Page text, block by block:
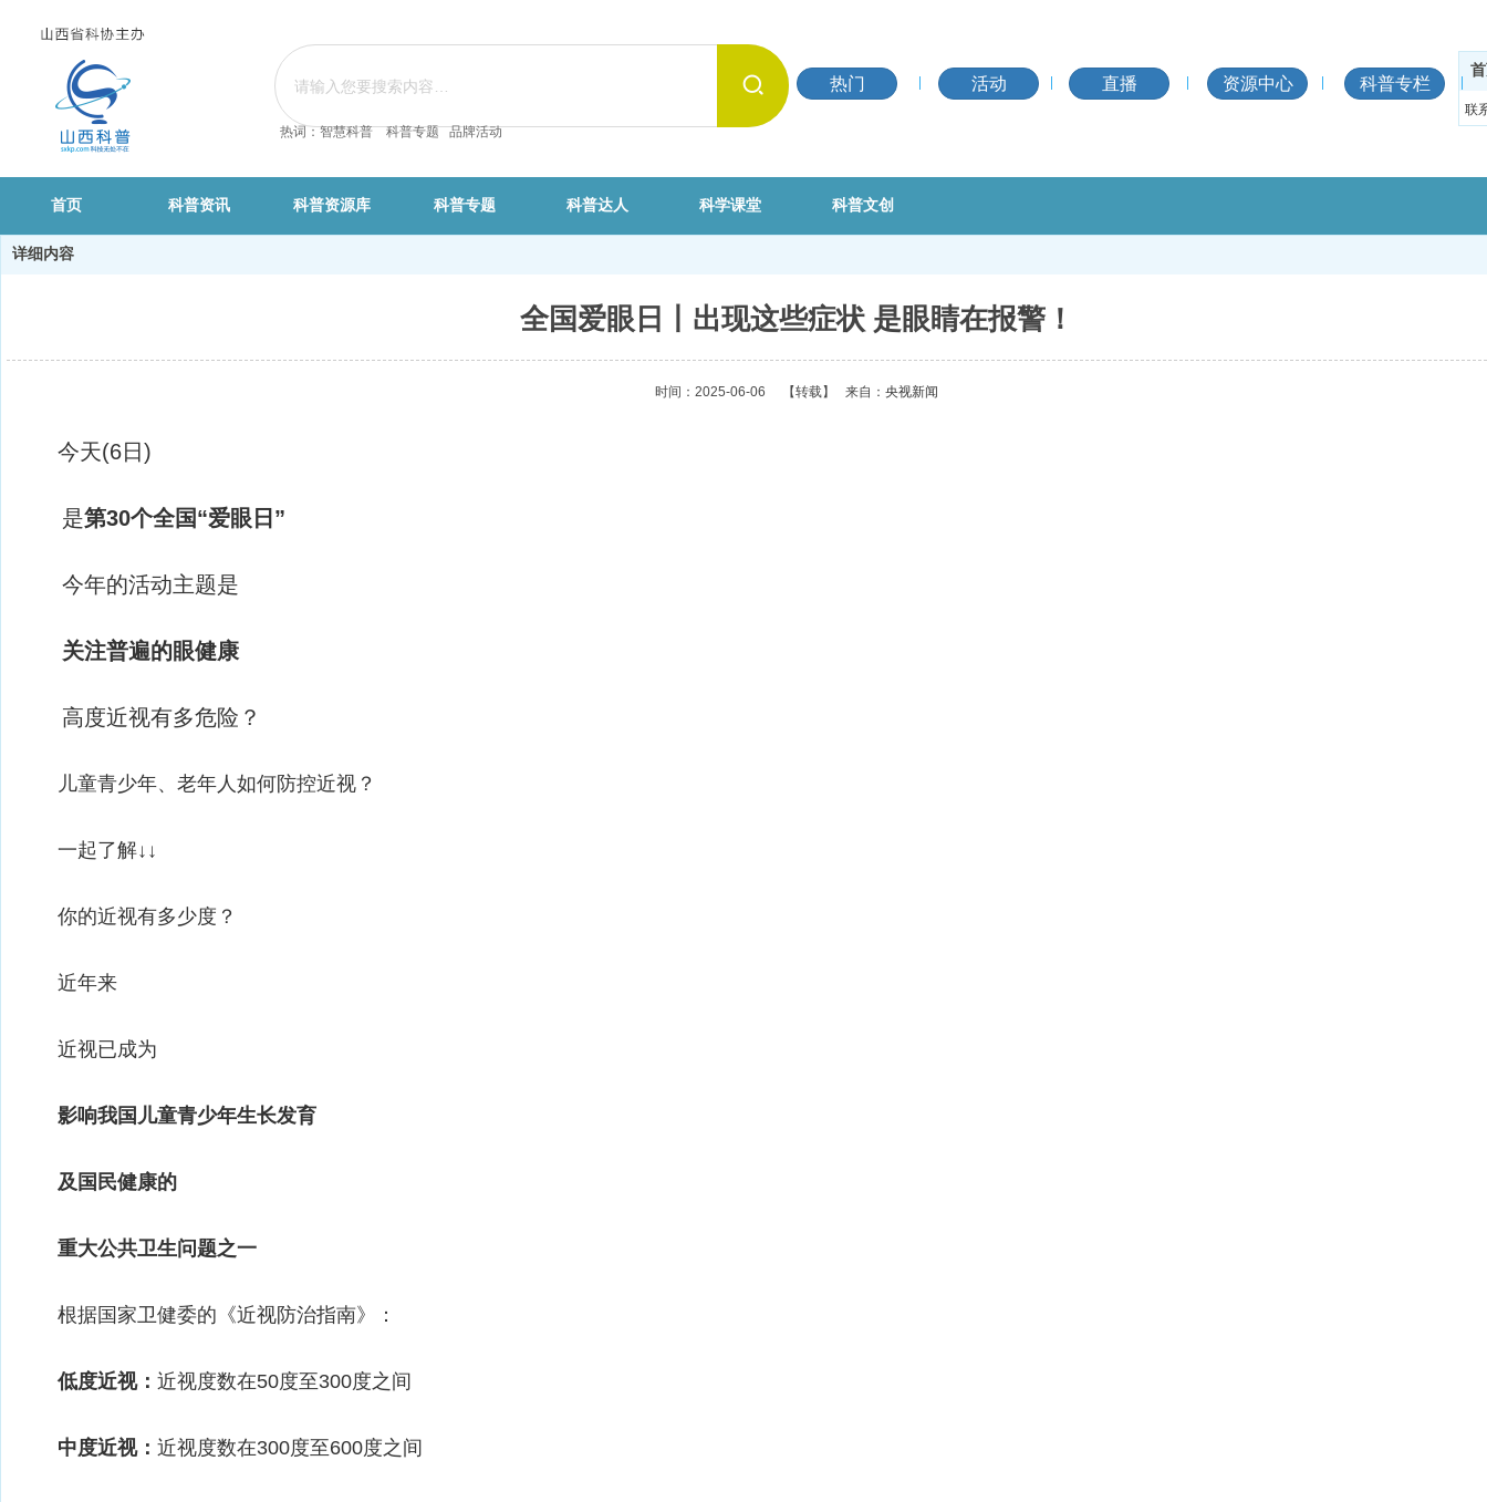
联
热词：智慧科普 科普专题 品牌活动
热门 活动 直播 资源中心 科普专栏
首页 科普资讯 科普资源库 科普专题 科普达人 科学课堂 科普文创
详细内容
全国爱眼日丨出现这些症状 是眼睛在报警！
时间：2025-06-06 【转载】 来自： 央视新闻
今天(6日)
是第30个全国“爱眼日”
今年的活动主题是
关注普遍的眼健康
高度近视有多危险？
儿童青少年、老年人如何防控近视？
一起了解↓↓
你的近视有多少度？
近年来
近视已成为
影响我国儿童青少年生长发育
及国民健康的
重大公共卫生问题之一
根据国家卫健委的《近视防治指南》：
低度近视： 近视度数在50度至300度之间
中度近视： 近视度数在300度至600度之间